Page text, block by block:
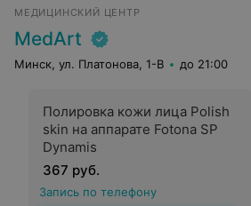
МЕДИЦИНСКИЙ ЦЕНТР
MedArt
Минск, ул. Платонова, 1-В до 21:00
Полировка кожи лица Polish
skin на аппарате Fotona SP
Dynamis
367 руб.
Запись по телефону